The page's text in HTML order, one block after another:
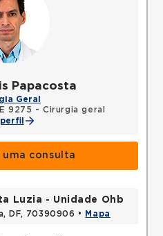
Papacosta
Geral
9275 - Cirurgia geral
uma consulta
Luzia - Unidade Ohb
DF, 70390906 • Mapa